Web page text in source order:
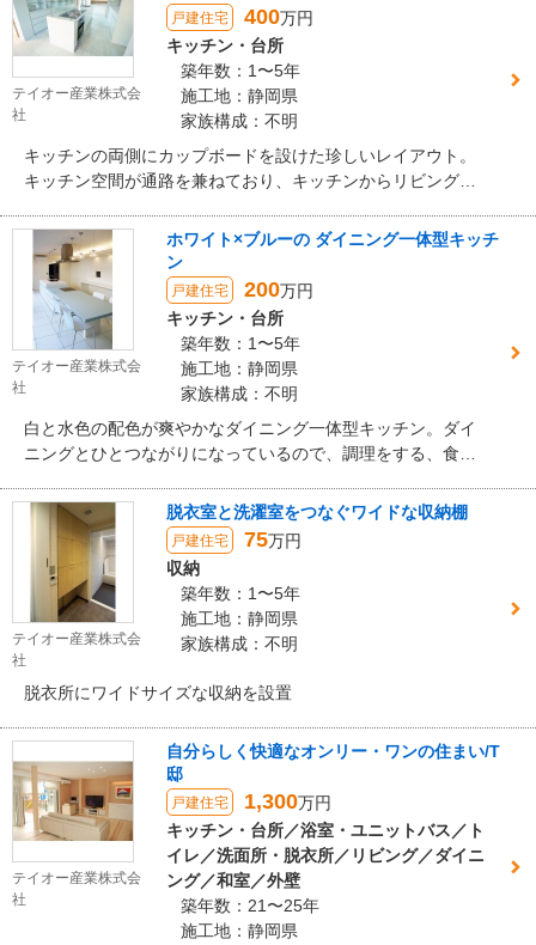
テイオー産業株式会
社
戸建住宅 400万円
キッチン・台所
築年数：1〜5年
施工地：静岡県
家族構成：不明
キッチンの両側にカップボードを設けた珍しいレイアウト。
キッチン空間が通路を兼ねており、キッチンからリビングや
さにキッチンを主役にしたレイアウトといえます。
テイオー産業株式会
社
ホワイト×ブルーの ダイニング一体型キッチ
ン
戸建住宅 200万円
キッチン・台所
築年数：1〜5年
施工地：静岡県
家族構成：不明
白と水色の配色が爽やかなダイニング一体型キッチン。ダイ
ニングとひとつながりになっているので、調理をする、食事
す。
テイオー産業株式会
社
脱衣室と洗濯室をつなぐワイドな収納棚
戸建住宅 75万円
収納
築年数：1〜5年
施工地：静岡県
家族構成：不明
脱衣所にワイドサイズな収納を設置
テイオー産業株式会
社
自分らしく快適なオンリー・ワンの住まい/T
邸
戸建住宅 1,300万円
キッチン・台所／浴室・ユニットバス／ト
イレ／洗面所・脱衣所／リビング／ダイニ
ング／和室／外壁
築年数：21〜25年
施工地：静岡県